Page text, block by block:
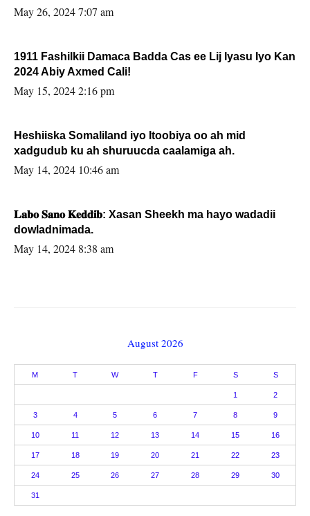
May 26, 2024 7:07 am
1911 Fashilkii Damaca Badda Cas ee Lij Iyasu Iyo Kan
2024 Abiy Axmed Cali!
May 15, 2024 2:16 pm
Heshiiska Somaliland iyo Itoobiya oo ah mid
xadgudub ku ah shuruucda caalamiga ah.
May 14, 2024 10:46 am
𝐋𝐚𝐛𝐨 𝐒𝐚𝐧𝐨 𝐊𝐞𝐝𝐝𝐢𝐛: Xasan Sheekh ma hayo wadadii
dowladnimada.
May 14, 2024 8:38 am
August 2026
M T W T F S S
1 2
3 4 5 6 7 8 9
10 11 12 13 14 15 16
17 18 19 20 21 22 23
24 25 26 27 28 29 30
31